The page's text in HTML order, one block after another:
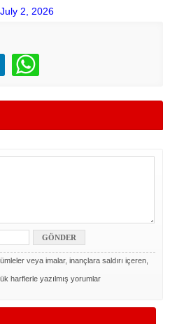
July 2, 2026
veya imalar, inançlara saldırı içeren,
harflerle yazılmış yorumlar